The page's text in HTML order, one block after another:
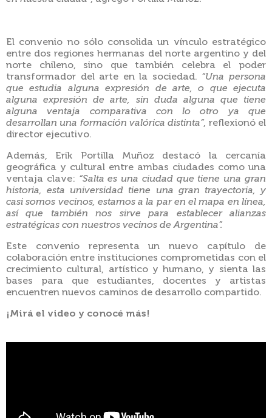
El convenio no sólo consolida un vínculo estratégico
entre dos regiones hermanas del norte argentino y del
norte chileno, sino que también celebra el poder
transformador del arte en la sociedad. “Una persona
que estudia alguna expresión de arte, o que ejecuta
alguna expresión de arte, sin duda alguna que tiene
alguna ventaja comparativa con lo otro ya que
desarrollan una formación valórica distinta”, reflexionó el
director ejecutivo.
Además, Erik Portilla Muñoz destacó la cercanía
geográfica y cultural entre ambas ciudades como una
ventaja clave: “Salta es una ciudad que tiene una gran
historia, esta universidad tiene una gran trayectoria, y
casi somos vecinos, estamos a la par en el mapa en línea,
así que también nos sirve para establecer alianzas
estratégicas con nuestros vecinos de Argentina”.
Este convenio representa un nuevo capítulo de
colaboración entre instituciones comprometidas con el
crecimiento cultural, artístico y humano, y sienta las
bases para que estudiantes, docentes y artistas
encuentren nuevos caminos de desarrollo compartido.
¡Mirá el video y conocé más!